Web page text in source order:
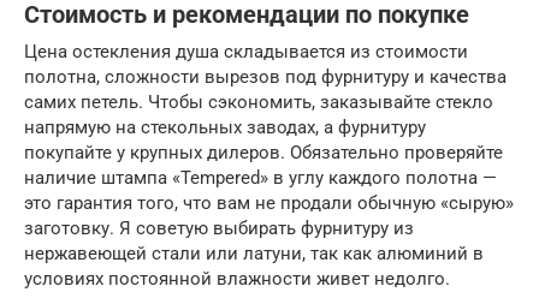
Стоимость и рекомендации по покупке
Цена остекления душа складывается из стоимости
полотна, сложности вырезов под фурнитуру и качества
самих петель. Чтобы сэкономить, заказывайте стекло
напрямую на стекольных заводах, а фурнитуру
покупайте у крупных дилеров. Обязательно проверяйте
наличие штампа «Tempered» в углу каждого полотна —
это гарантия того, что вам не продали обычную «сырую»
заготовку. Я советую выбирать фурнитуру из
нержавеющей стали или латуни, так как алюминий в
условиях постоянной влажности живет недолго.